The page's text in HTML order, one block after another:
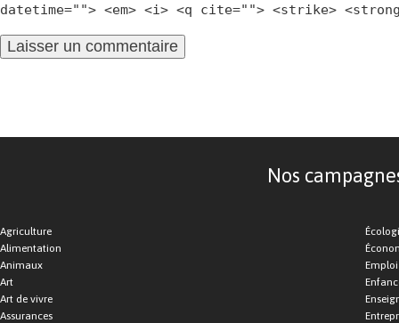
datetime=""> <em> <i> <q cite=""> <strike>
Nos
Agriculture
Alimentation
Animaux
Art
Art de vivre
Assurances
Emploi